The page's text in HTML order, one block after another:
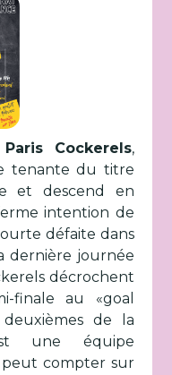
Paris Cockerels,
tenante du titre
et descend en
intention de
défaite dans
dernière journée
décrochent
finale au «goal
de la
une équipe
compter sur